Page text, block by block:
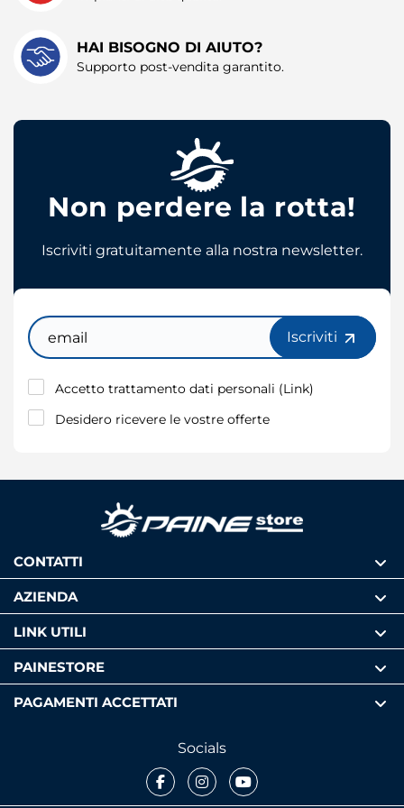
HAI BISOGNO DI AIUTO?
Supporto post-vendita garantito.
Non perdere la rotta!
Iscriviti gratuitamente alla nostra newsletter.
Email
Iscriviti
Accetto trattamento dati personali (Link)
Desidero ricevere le vostre offerte
CONTATTI
AZIENDA
LINK UTILI
PAINESTORE
PAGAMENTI ACCETTATI
Socials
FacebookInstagramYoutube